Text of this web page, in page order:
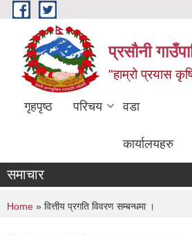
Skip to main content
प्रसौनी
"हाम्रो प्रयास
गृहपृष्ठ परिचय वडा
कार्यालयहरु
समाचार
You are here
Home » वित्तीय प्रगति विवरण सम्बन्धमा ।